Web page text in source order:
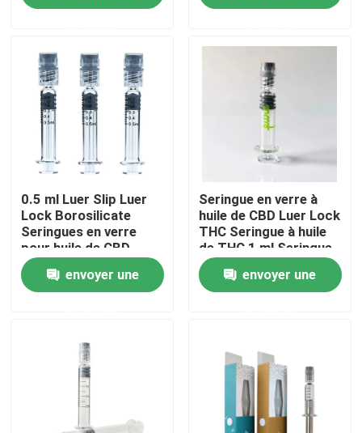
Produits
Vidéos
À propos de nous
Visite d'usine
Contrôle de qualité
Contactez-nous
Pack de mauvaises herbes personnalisé
0.5 ml Luer Slip Luer
Lock Borosilicate
Seringues en verre
pour huile de CBD
envoyer une
Seringue en verre à
huile de CBD Luer Lock
THC Seringue à huile
de THC 1 ml Seringue
en verre à capuche
Luer videenvoyer une